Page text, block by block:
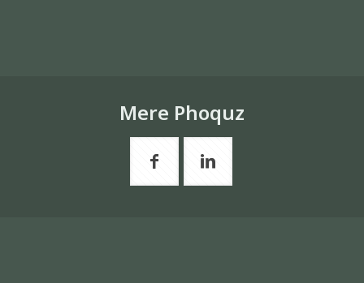
Mere Phoquz